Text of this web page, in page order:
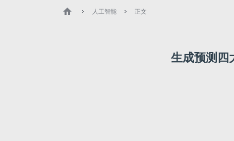
人工智能 正文
生成预测四